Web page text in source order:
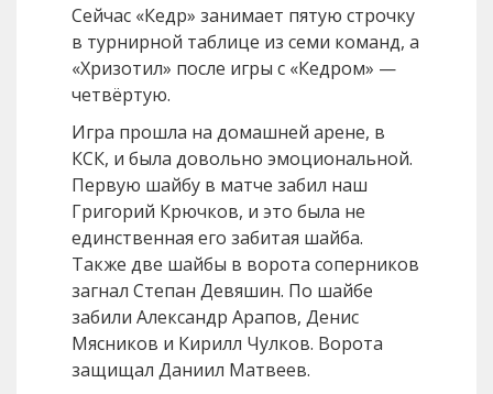
Сейчас «Кедр» занимает пятую строчку
в турнирной таблице из семи команд, а
«Хризотил» после игры с «Кедром» —
четвёртую.
Игра прошла на домашней арене, в
КСК, и была довольно эмоциональной.
Первую шайбу в матче забил наш
Григорий Крючков, и это была не
единственная его забитая шайба.
Также две шайбы в ворота соперников
загнал Степан Девяшин. По шайбе
забили Александр Арапов, Денис
Мясников и Кирилл Чулков. Ворота
защищал Даниил Матвеев.